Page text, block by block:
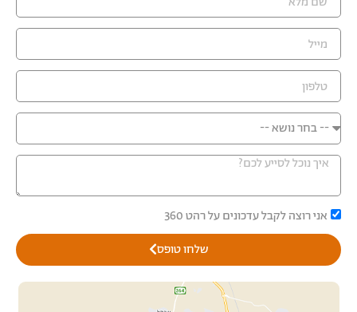
אני רוצה לקבל עדכונים על רהט 360
שלחו טופס